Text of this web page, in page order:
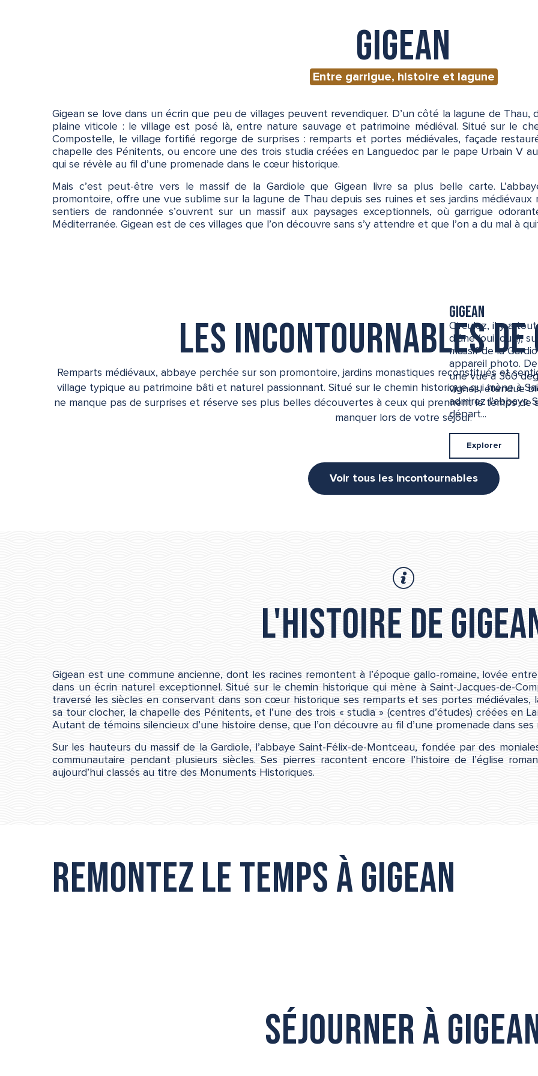
Gigean
Entre garrigue, histoire et lagune
Gigean se love dans un écrin que peu de villages peuvent revendiquer. D’un côté la lagune de Thau,
plaine viticole : le village est posé là, entre nature sauvage et patrimoine médiéval. Situé sur le
Compostelle, le village fortifié regorge de surprises : remparts et portes médiévales, façade
chapelle des Pénitents, ou encore une des trois studia créées en Languedoc par le pape Urbain V
qui se révèle au fil d’une promenade dans le cœur historique.
Mais c’est peut-être vers le massif de la Gardiole que Gigean livre sa plus belle carte.
promontoire, offre une vue sublime sur la lagune de Thau depuis ses ruines et ses jardins
sentiers de randonnée s’ouvrent sur un massif aux paysages exceptionnels, où garrigue
Méditerranée. Gigean est de ces villages que l’on découvre sans s’y attendre et que l’on a du mal à
Gigean
Circulez, il y a
d’âne (oui, oui !),
massif de la
appareil photo.
une vue à 360
vignes, étendue
admirez l’abbaye
départ...
Explorer
Les incontournables de
Remparts médiévaux, abbaye perchée sur son promontoire, jardins monastiques reconstitués et
village typique au patrimoine bâti et naturel passionnant. Situé sur le chemin historique qui mène à
ne manque pas de surprises et réserve ses plus belles découvertes à ceux qui prennent le temps de
manquer lors de votre séjour.
Voir tous les incontournables
L'histoire de
Gigean est une commune ancienne, dont les racines remontent à l’époque gallo-romaine, lovée
dans un écrin naturel exceptionnel. Situé sur le chemin historique qui mène à Saint-Jacques-de-
traversé les siècles en conservant dans son cœur historique ses remparts et ses portes médiévales,
sa tour clocher, la chapelle des Pénitents, et l’une des trois « studia » (centres d’études) créées en
Autant de témoins silencieux d’une histoire dense, que l’on découvre au fil d’une promenade dans ses
Sur les hauteurs du massif de la Gardiole, l’abbaye Saint-Félix-de-Montceau, fondée par des
communautaire pendant plusieurs siècles. Ses pierres racontent encore l’histoire de l’église
aujourd’hui classés au titre des Monuments Historiques.
Remontez le temps à Gigean
Séjourner à